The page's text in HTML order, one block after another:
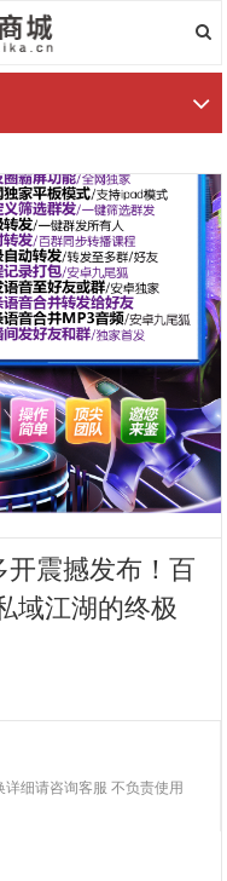
震撼发布！百
域江湖的终极
细请咨询客服 不负责使用